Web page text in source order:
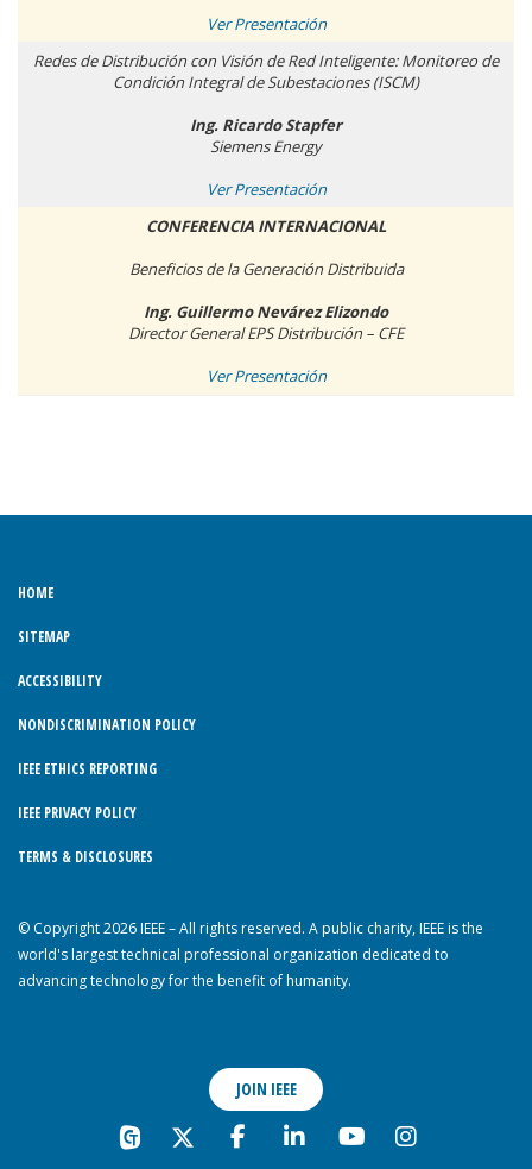
Ver Presentación
Redes de Distribución con Visión de Red Inteligente: Monitoreo de
Condición Integral de Subestaciones (ISCM)
Ing. Ricardo Stapfer
Siemens Energy
Ver Presentación
CONFERENCIA INTERNACIONAL
Beneficios de la Generación Distribuida
Ing. Guillermo Nevárez Elizondo
Director General EPS Distribución – CFE
Ver Presentación
HOME
SITEMAP
ACCESSIBILITY
NONDISCRIMINATION POLICY
IEEE ETHICS REPORTING
IEEE PRIVACY POLICY
TERMS & DISCLOSURES
© Copyright 2026 IEEE – All rights reserved. A public charity, IEEE is the
world's largest technical professional organization dedicated to
advancing technology for the benefit of humanity.
JOIN IEEE